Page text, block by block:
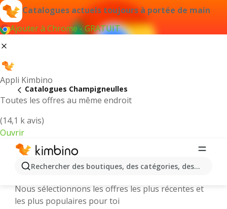
Catalogues actuels toujours à portée de main
Ajouter à Chrome - GRATUIT
Appli Kimbino
Toutes les offres au même endroit
(14,1 k avis)
Ouvrir
Rechercher des boutiques, des catégories, des
Catalogues Champigneulles
Champigneulles || Catalogues et
Nous sélectionnons les offres les plus récentes et
les plus populaires pour toi